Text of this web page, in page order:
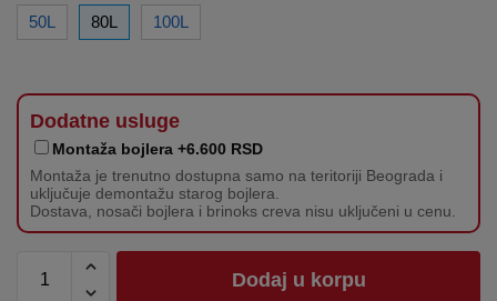
50L
80L 100L
Dodatne usluge
Montaža bojlera +6.600 RSD
Montaža je trenutno dostupna samo na teritoriji Beograda i
uključuje demontažu starog bojlera.
Dostava, nosači bojlera i brinoks creva nisu uključeni u cenu.
Dodaj u korpu